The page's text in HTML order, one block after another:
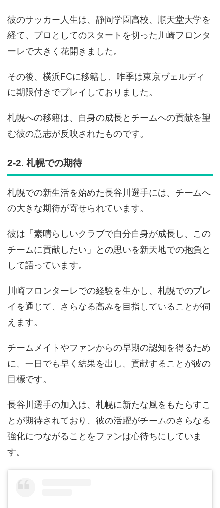
彼のサッカー人生は、静岡学園高校、順天堂大学を
経て、プロとしてのスタートを切った川崎フロンタ
ーレで大きく花開きました。
その後、横浜FCに移籍し、昨季は東京ヴェルディ
に期限付きでプレイしておりました。
札幌への移籍は、自身の成長とチームへの貢献を望
む彼の意志が反映されたものです。
2-2. 札幌での期待
札幌での新生活を始めた長谷川選手には、チームへ
の大きな期待が寄せられています。
彼は「素晴らしいクラブで自分自身が成長し、この
チームに貢献したい」との思いを新天地での抱負と
して語っています。
川崎フロンターレでの経験を生かし、札幌でのプレ
イを通じて、さらなる高みを目指していることが伺
えます。
チームメイトやファンからの早期の認知を得るため
に、一日でも早く結果を出し、貢献することが彼の
目標です。
長谷川選手の加入は、札幌に新たな風をもたらすこ
とが期待されており、彼の活躍がチームのさらなる
強化につながることをファンは心待ちにしていま
す。